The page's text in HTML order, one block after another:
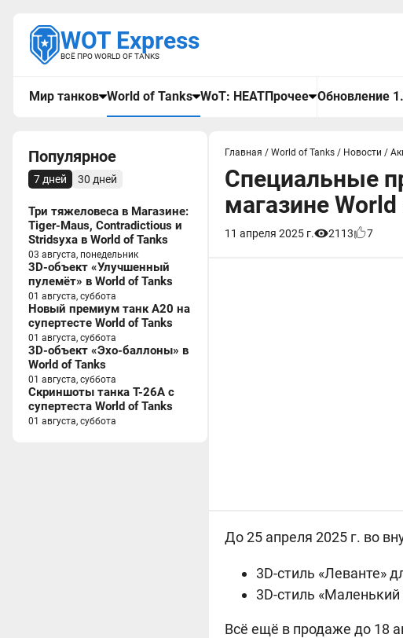
WOT Express
ВСЁ ПРО WORLD OF TANKS
Мир танков World of Tanks WoT: HEATПрочее Обновление
Популярное
7 дней 30 дней
Три тяжеловеса в Магазине:
Tiger-Maus, Contradictious и
Stridsyxa в World of Tanks
03 августа, понедельник
3D-объект «Улучшенный
пулемёт» в World of Tanks
01 августа, суббота
Новый премиум танк A20 на
супертесте World of Tanks
01 августа, суббота
3D-объект «Эхо-баллоны» в
World of Tanks
01 августа, суббота
Скриншоты танка T-26A с
супертеста World of Tanks
01 августа, суббота
Главная / World of Tanks / Новости /
Специальные
магазине
11 апреля 2025 г. 2113 7
До 25 апреля 2025 г. во
3D-стиль «Леванте»
3D-стиль «Маленький
Всё ещё в продаже до 18